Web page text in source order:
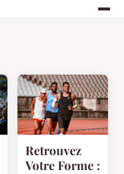
Retrouvez
Votre Forme :